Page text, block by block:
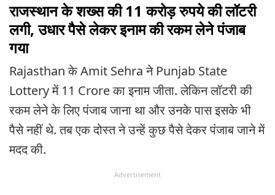
राजस्थान के शख्स की 11 करोड़ रुपये की लॉटरी
लगी, उधार पैसे लेकर इनाम की रकम लेने पंजाब
गया
Rajasthan के Amit Sehra ने Punjab State
Lottery में 11 Crore का इनाम जीता. लेकिन लॉटरी की
रकम लेने के लिए पंजाब जाना था और उनके पास इसके भी
पैसे नहीं थे. तब एक दोस्त ने उन्हें कुछ पैसे देकर पंजाब जाने में
मदद की.
Advertisement